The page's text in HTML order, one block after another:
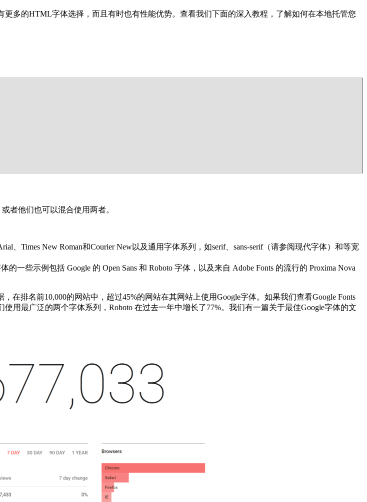
多的HTML字体选择，而且有时也有性能优势。查看我们下面的深入教程，了解如何在本地托管您
者他们也可以混合使用两者。
、Times New Roman和Courier New以及通用字体系列，如serif、sans-serif（请参阅现代字体）和等宽
一些示例包括 Google 的 Open Sans 和 Roboto 字体，以及来自 Adob​​e Fonts 的流行的 Proxima Nova
在排名前10,000的网站中，超过45%的网站在其网站上使用Google字体。如果我们查看Google Fonts
用最广泛的两个字体系列，Roboto 在过去一年中增长了77%。我们有一篇关于最佳Google字体的文